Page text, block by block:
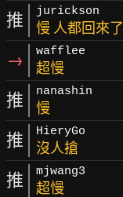
推 jurickson
慢 人都回來了
→ wafflee
超慢
推 nanashin
慢
推 HieryGo
沒人搶
推 mjwang3
超慢